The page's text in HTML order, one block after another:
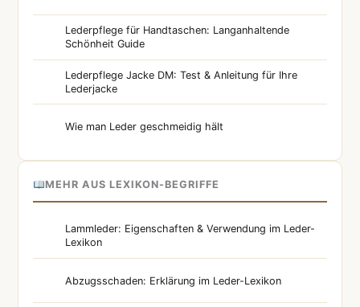
Lederpflege für Handtaschen: Langanhaltende
Schönheit Guide
Lederpflege Jacke DM: Test & Anleitung für Ihre
Lederjacke
Wie man Leder geschmeidig hält
MEHR AUS LEXIKON-BEGRIFFE
Lammleder: Eigenschaften & Verwendung im Leder-
Lexikon
Abzugsschaden: Erklärung im Leder-Lexikon